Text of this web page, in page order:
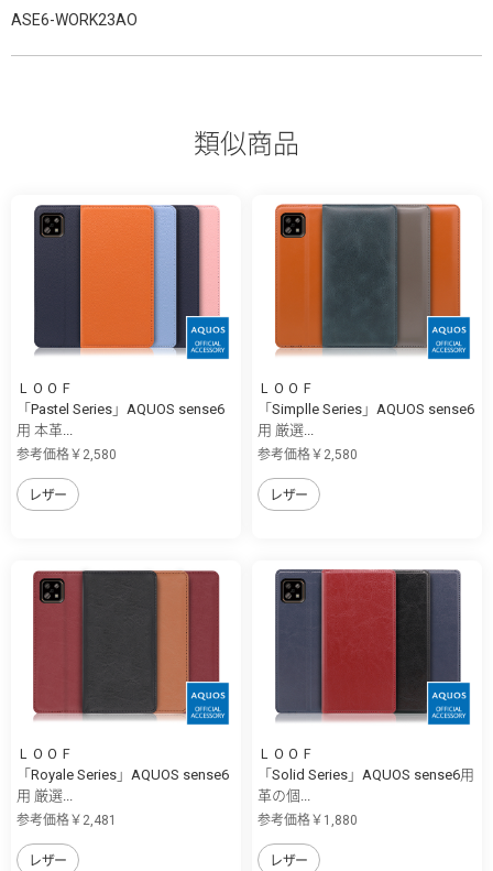
ASE6-WORK23AO
類似商品
ＬＯＯＦ
「Pastel Series」AQUOS sense6
用 本革...
参考価格￥2,580
レザー
ＬＯＯＦ
「Simplle Series」AQUOS sense6
用 厳選...
参考価格￥2,580
レザー
ＬＯＯＦ
「Royale Series」AQUOS sense6
用 厳選...
参考価格￥2,481
レザー
ＬＯＯＦ
「Solid Series」AQUOS sense6用
革の個...
参考価格￥1,880
レザー